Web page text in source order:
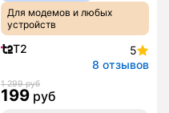
Для модемов и любых
устройств
T2
5
8 отзывов
1 299 руб
199 руб